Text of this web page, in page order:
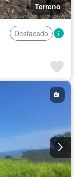
Terreno
Destacado